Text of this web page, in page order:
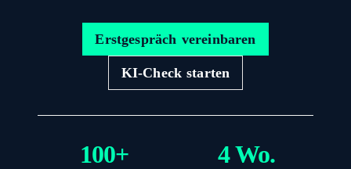
Erstgespräch vereinbaren
KI-Check starten
100+ 4 Wo.